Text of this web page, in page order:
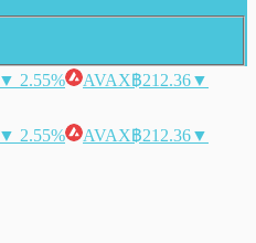
▼ 2.55% AVAX฿212.36▼
▼ 2.55% AVAX฿212.36▼